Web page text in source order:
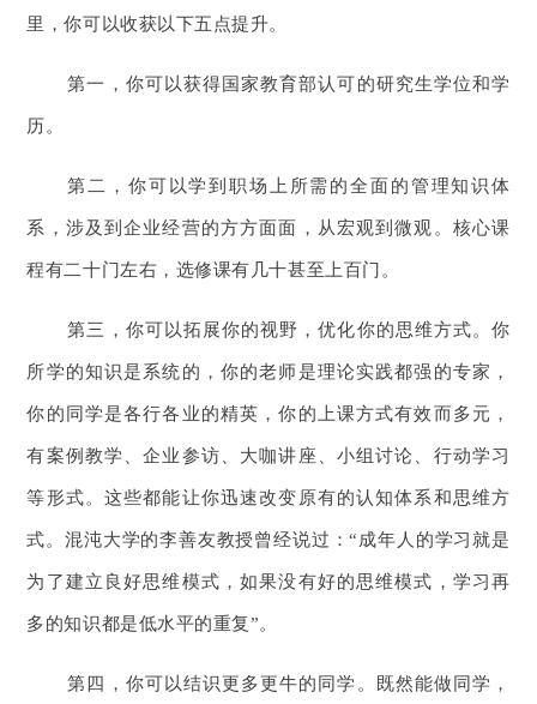
里，你可以收获以下五点提升。
第一，你可以获得国家教育部认可的研究生学位和学
历。
第二，你可以学到职场上所需的全面的管理知识体
系，涉及到企业经营的方方面面，从宏观到微观。核心课
程有二十门左右，选修课有几十甚至上百门。
第三，你可以拓展你的视野，优化你的思维方式。你
所学的知识是系统的，你的老师是理论实践都强的专家，
你的同学是各行各业的精英，你的上课方式有效而多元，
有案例教学、企业参访、大咖讲座、小组讨论、行动学习
等形式。这些都能让你迅速改变原有的认知体系和思维方
式。混沌大学的李善友教授曾经说过：“成年人的学习就是
为了建立良好思维模式，如果没有好的思维模式，学习再
多的知识都是低水平的重复”。
第四，你可以结识更多更牛的同学。既然能做同学，